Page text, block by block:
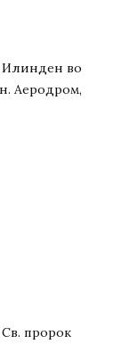
Илинден во
Аеродром,
пророк